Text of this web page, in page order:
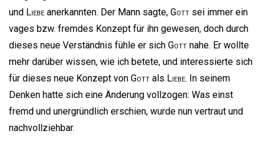
und Liebe anerkannten. Der Mann sagte, Gott sei immer ein
vages bzw. fremdes Konzept für ihn gewesen, doch durch
dieses neue Verständnis fühle er sich Gott nahe. Er wollte
mehr darüber wissen, wie ich betete, und interessierte sich
für dieses neue Konzept von Gott als Liebe. In seinem
Denken hatte sich eine Änderung vollzogen: Was einst
fremd und unergründlich erschien, wurde nun vertraut und
nachvollziehbar.